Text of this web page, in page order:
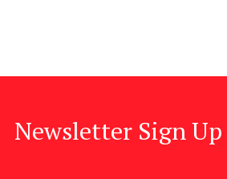
Newsletter Sign Up